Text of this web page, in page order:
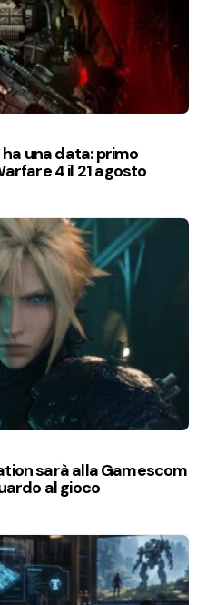
una data: primo
4 il 21 agosto
sarà alla Gamescom
al gioco